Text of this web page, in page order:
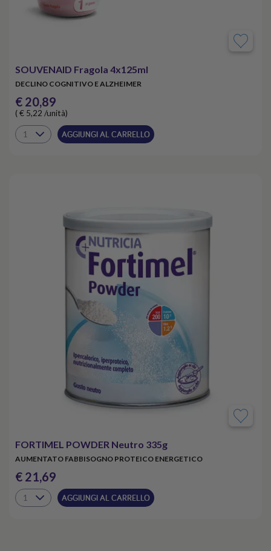
SOUVENAID Fragola 4x125ml
DECLINO COGNITIVO E ALZHEIMER
€ 20,89
( € 5,22 /unità)
AGGIUNGI AL CARRELLO
FORTIMEL POWDER Neutro 335g
AUMENTATO FABBISOGNO PROTEICO ENERGETICO
€ 21,69
AGGIUNGI AL CARRELLO